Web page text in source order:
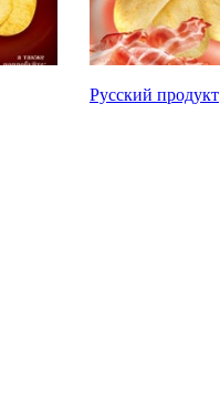
Русский продукт